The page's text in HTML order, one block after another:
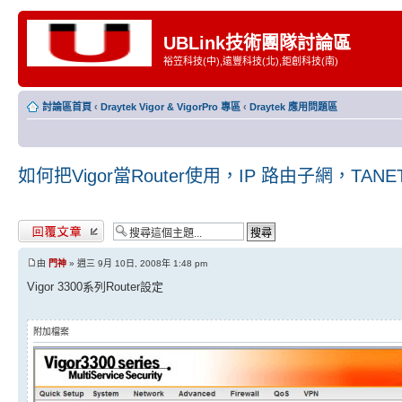
UBLink技術團隊討論區
裕笠科技(中),遠豐科技(北),鉅創科技(南)
討論區首頁 ‹ Draytek Vigor & VigorPro 專區 ‹ Draytek 應用問題區
如何把Vigor當Router使用，IP 路由子網，
發表回覆
由 門神 » 週三 9月 10日, 2008年 1:48 pm
Vigor 3300系列Router設定
附加檔案